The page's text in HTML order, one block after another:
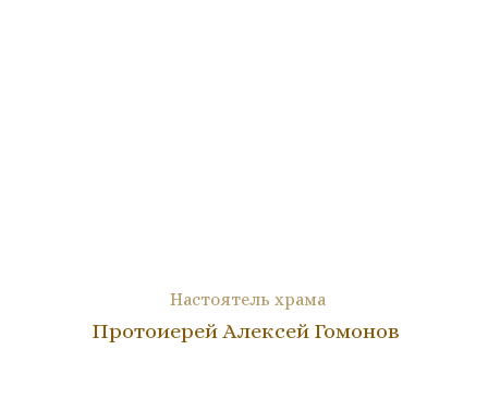
Настоятель храма
Протоиерей Алексей Гомонов